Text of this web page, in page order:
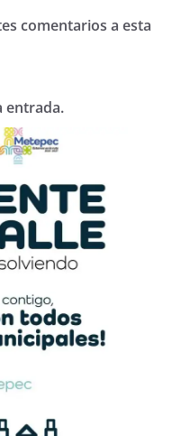
comentarios a esta
entrada.